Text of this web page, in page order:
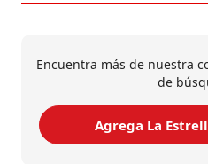
Encuentra más de nuestra
de
Agrega La